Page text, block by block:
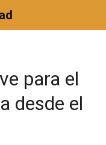
para el
desde el